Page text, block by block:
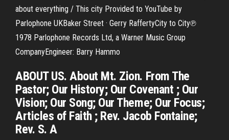
about everything / This city Provided to YouTube by
Parlophone UKBaker Street · Gerry RaffertyCity to City℗
1978 Parlophone Records Ltd, a Warner Music Group
CompanyEngineer: Barry Hammo
ABOUT US. About Mt. Zion. From The
Pastor; Our History; Our Covenant ; Our
Vision; Our Song; Our Theme; Our Focus;
Articles of Faith ; Rev. Jacob Fontaine;
Rev. S. A